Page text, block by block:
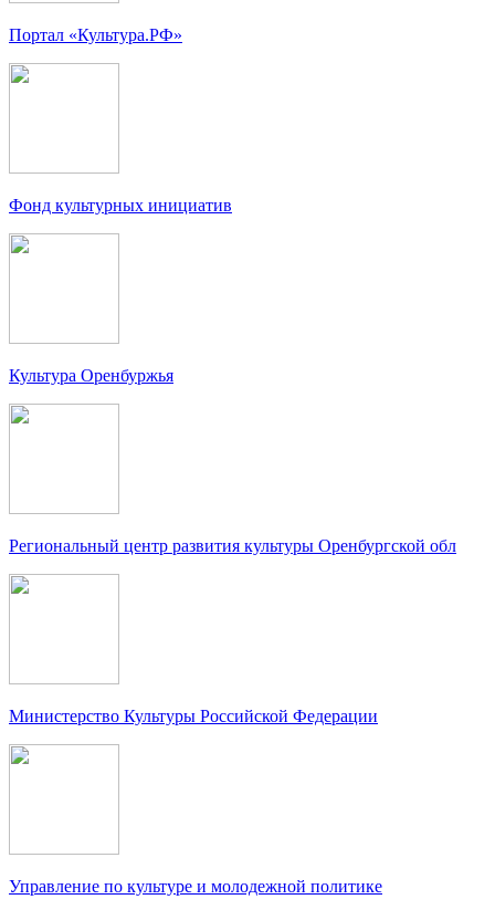
Портал «Культура.РФ»
Фонд культурных инициатив
Культура Оренбуржья
Региональный центр развития культуры Оренбургской обл
Министерство Культуры Российской Федерации
Управление по культуре и молодежной политике